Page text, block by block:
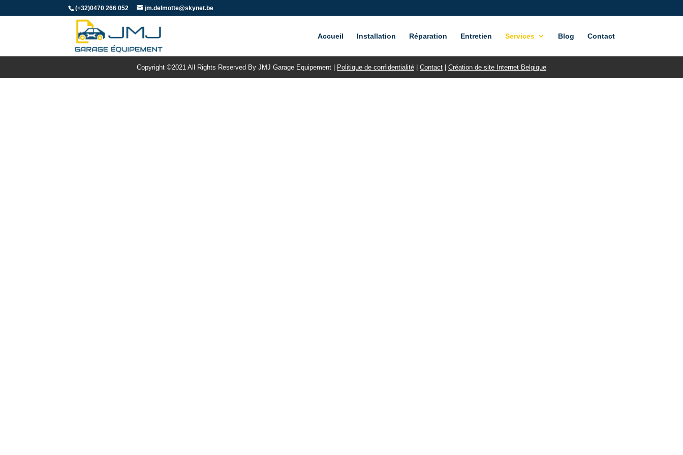
(+32)0470 266 052 jm.delmotte@skynet.be
Accueil Installation Réparation Entretien Services Blog Contact
Copyright ©2021 All Rights Reserved By JMJ Garage Equipement | Politique de confidentialité Contact Création de site Internet Belgique